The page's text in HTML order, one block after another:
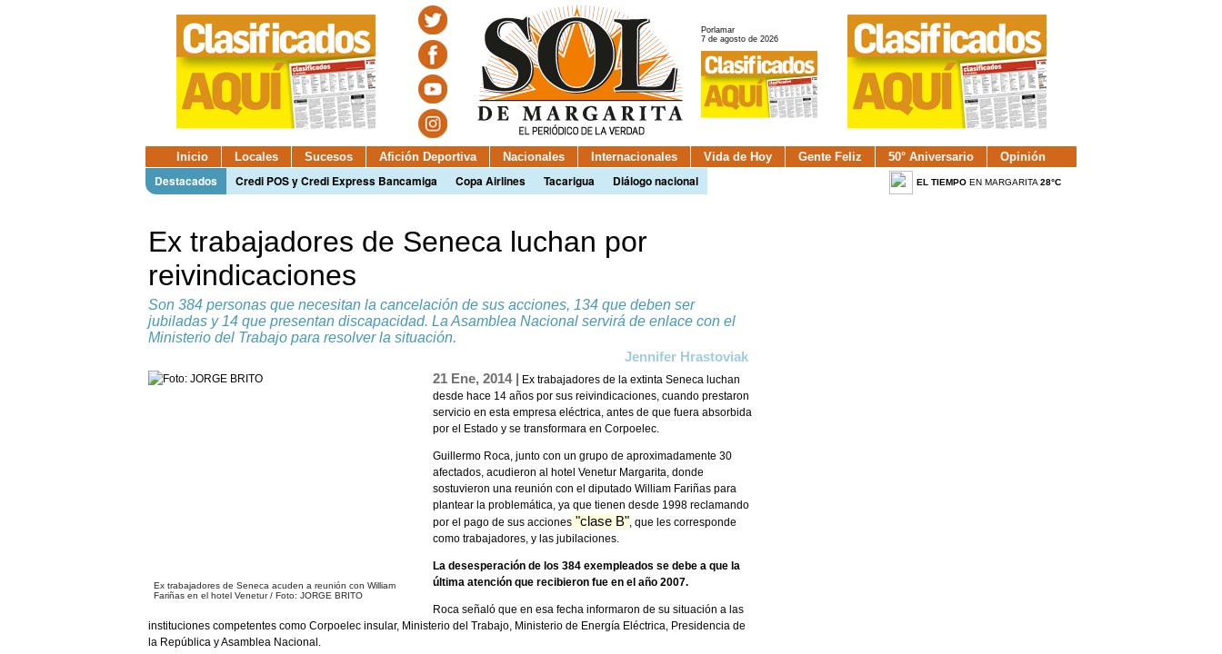
Porlamar
7 de agosto de 2026
Inicio Locales Sucesos Afición Deportiva Nacionales Internacionales Vida de Hoy Gente Feliz 50° Aniversario Opinión
Destacados Credi POS y Credi Express Bancamiga Copa Airlines Tacarigua Diálogo nacional EL TIEMPOEN MARGARITA 28°C
Ex trabajadores de Seneca luchan por
reivindicaciones
Son 384 personas que necesitan la cancelación de sus acciones, 134 que deben ser
jubiladas y 14 que presentan discapacidad. La Asamblea Nacional servirá de enlace con el
Ministerio del Trabajo para resolver la situación.
Jennifer Hrastoviak
Ex trabajadores de Seneca acuden a reunión con William
Fariñas en el hotel Venetur / Foto: JORGE BRITO
21 Ene, 2014 | Ex trabajadores de la extinta Seneca luchan
desde hace 14 años por sus reivindicaciones, cuando prestaron
servicio en esta empresa eléctrica, antes de que fuera absorbida
por el Estado y se transformara en Corpoelec.
Guillermo Roca, junto con un grupo de aproximadamente 30
afectados, acudieron al hotel Venetur Margarita, donde
sostuvieron una reunión con el diputado William Fariñas para
plantear la problemática, ya que tienen desde 1998 reclamando
por el pago de sus acciones "clase B", que les corresponde
como trabajadores, y las jubilaciones.
La desesperación de los 384 exempleados se debe a que la
última atención que recibieron fue en el año 2007.
Roca señaló que en esa fecha informaron de su situación a las
instituciones competentes como Corpoelec insular, Ministerio del Trabajo, Ministerio de Energía Eléctrica, Presidencia de
la República y Asamblea Nacional.